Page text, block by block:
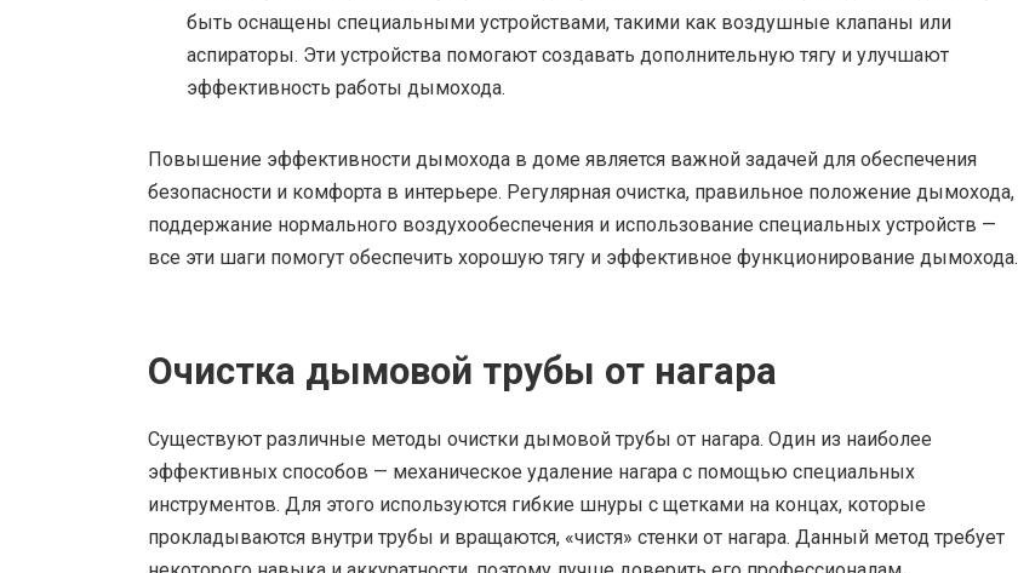
быть оснащены специальными устройствами, такими как воздушные клапаны или
аспираторы. Эти устройства помогают создавать дополнительную тягу и улучшают
эффективность работы дымохода.
Повышение эффективности дымохода в доме является важной задачей для обеспечения
безопасности и комфорта в интерьере. Регулярная очистка, правильное положение дымохода,
поддержание нормального воздухообеспечения и использование специальных устройств —
все эти шаги помогут обеспечить хорошую тягу и эффективное функционирование дымохода.
Очистка дымовой трубы от нагара
Существуют различные методы очистки дымовой трубы от нагара. Один из наиболее
эффективных способов — механическое удаление нагара с помощью специальных
инструментов. Для этого используются гибкие шнуры с щетками на концах, которые
прокладываются внутри трубы и вращаются, «чистя» стенки от нагара. Данный метод требует